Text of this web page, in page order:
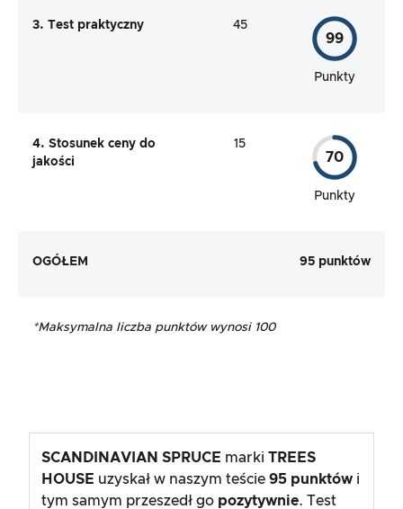
3. Test praktyczny 45
99
Punkty
4. Stosunek ceny do
jakości
15
70
Punkty
OGÓŁEM 95 punktów
*Maksymalna liczba punktów wynosi 100
SCANDINAVIAN SPRUCE markiTREES
HOUSE uzyskał w naszym teście 95 punktów i
tym samym przeszedł go pozytywnie. Test